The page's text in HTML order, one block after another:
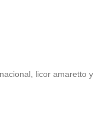
licor amaretto y